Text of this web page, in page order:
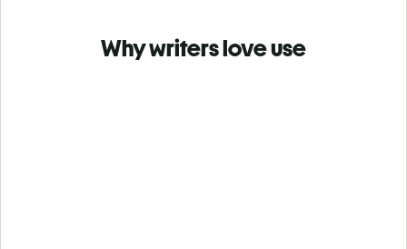
Why writers love use